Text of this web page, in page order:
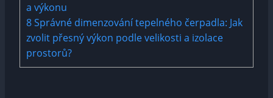
a výkonu
8Správné dimenzování tepelného čerpadla: Jak
zvolit přesný výkon podle velikosti a izolace
prostorů?